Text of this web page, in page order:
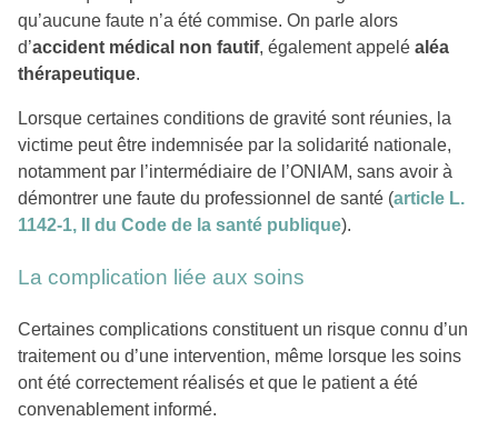
qu’aucune faute n’a été commise. On parle alors
d’accident médical non fautif, également appelé aléa
thérapeutique.
Lorsque certaines conditions de gravité sont réunies, la
victime peut être indemnisée par la solidarité nationale,
notamment par l’intermédiaire de l’ONIAM, sans avoir à
démontrer une faute du professionnel de santé (article L.
1142-1, II du Code de la santé publique).
La complication liée aux soins
Certaines complications constituent un risque connu d’un
traitement ou d’une intervention, même lorsque les soins
ont été correctement réalisés et que le patient a été
convenablement informé.